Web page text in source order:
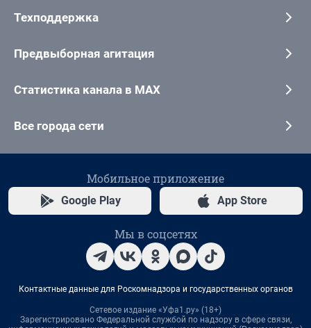
Техподдержка
Предвыборная агитация
Статистика канала в MAX
Все города сети
Мобильное приложение
Google Play App Store
Мы в соцсетях
Контактные данные для Роскомнадзора и государственных органов
Сетевое издание «Уфа1.ру» (18+)
Зарегистрировано Федеральной службой по надзору в сфере связи,